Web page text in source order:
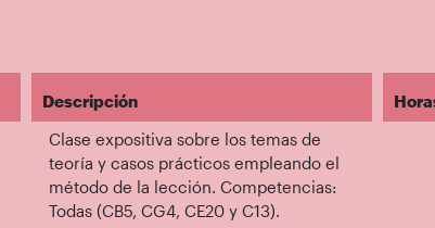
Descripción
Clase expositiva sobre los temas de
teoría y casos prácticos empleando el
método de la lección. Competencias:
Todas (CB5, CG4, CE20 y C13).